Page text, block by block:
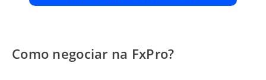
Como negociar na FxPro?